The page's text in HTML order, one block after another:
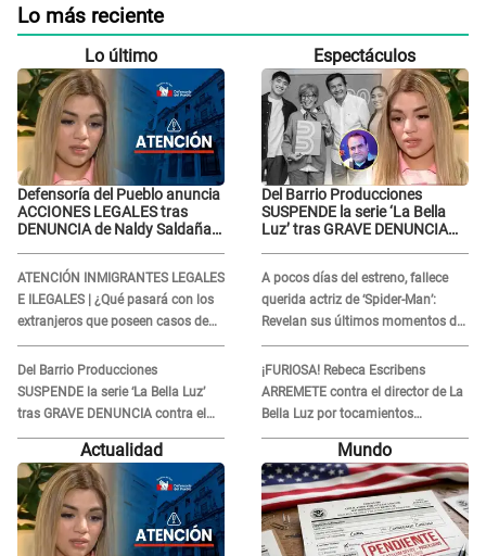
Lo más reciente
Lo último
Defensoría del Pueblo anuncia
ACCIONES LEGALES tras
DENUNCIA de Naldy Saldaña
ATENCIÓN INMIGRANTES LEGALES
E ILEGALES | ¿Qué pasará con los
extranjeros que poseen casos de
asilo pendientes en agosto 2026?
Del Barrio Producciones
SUSPENDE la serie ‘La Bella Luz’
tras GRAVE DENUNCIA contra el
director musical César Sánchez
Chavesta: "No podemos..."
Espectáculos
Del Barrio Producciones
SUSPENDE la serie ‘La Bella
Luz’ tras GRAVE DENUNCIA
podemos..."
A pocos días del estreno, fallece
querida actriz de ‘Spider-Man’:
Revelan sus últimos momentos de
vida
¡FURIOSA! Rebeca Escribens
ARREMETE contra el director de La
Bella Luz por tocamientos
indebidos a la exintegrante Naldy
Saldaña: "Tiene que irse a la cárcel"
Actualidad Mundo